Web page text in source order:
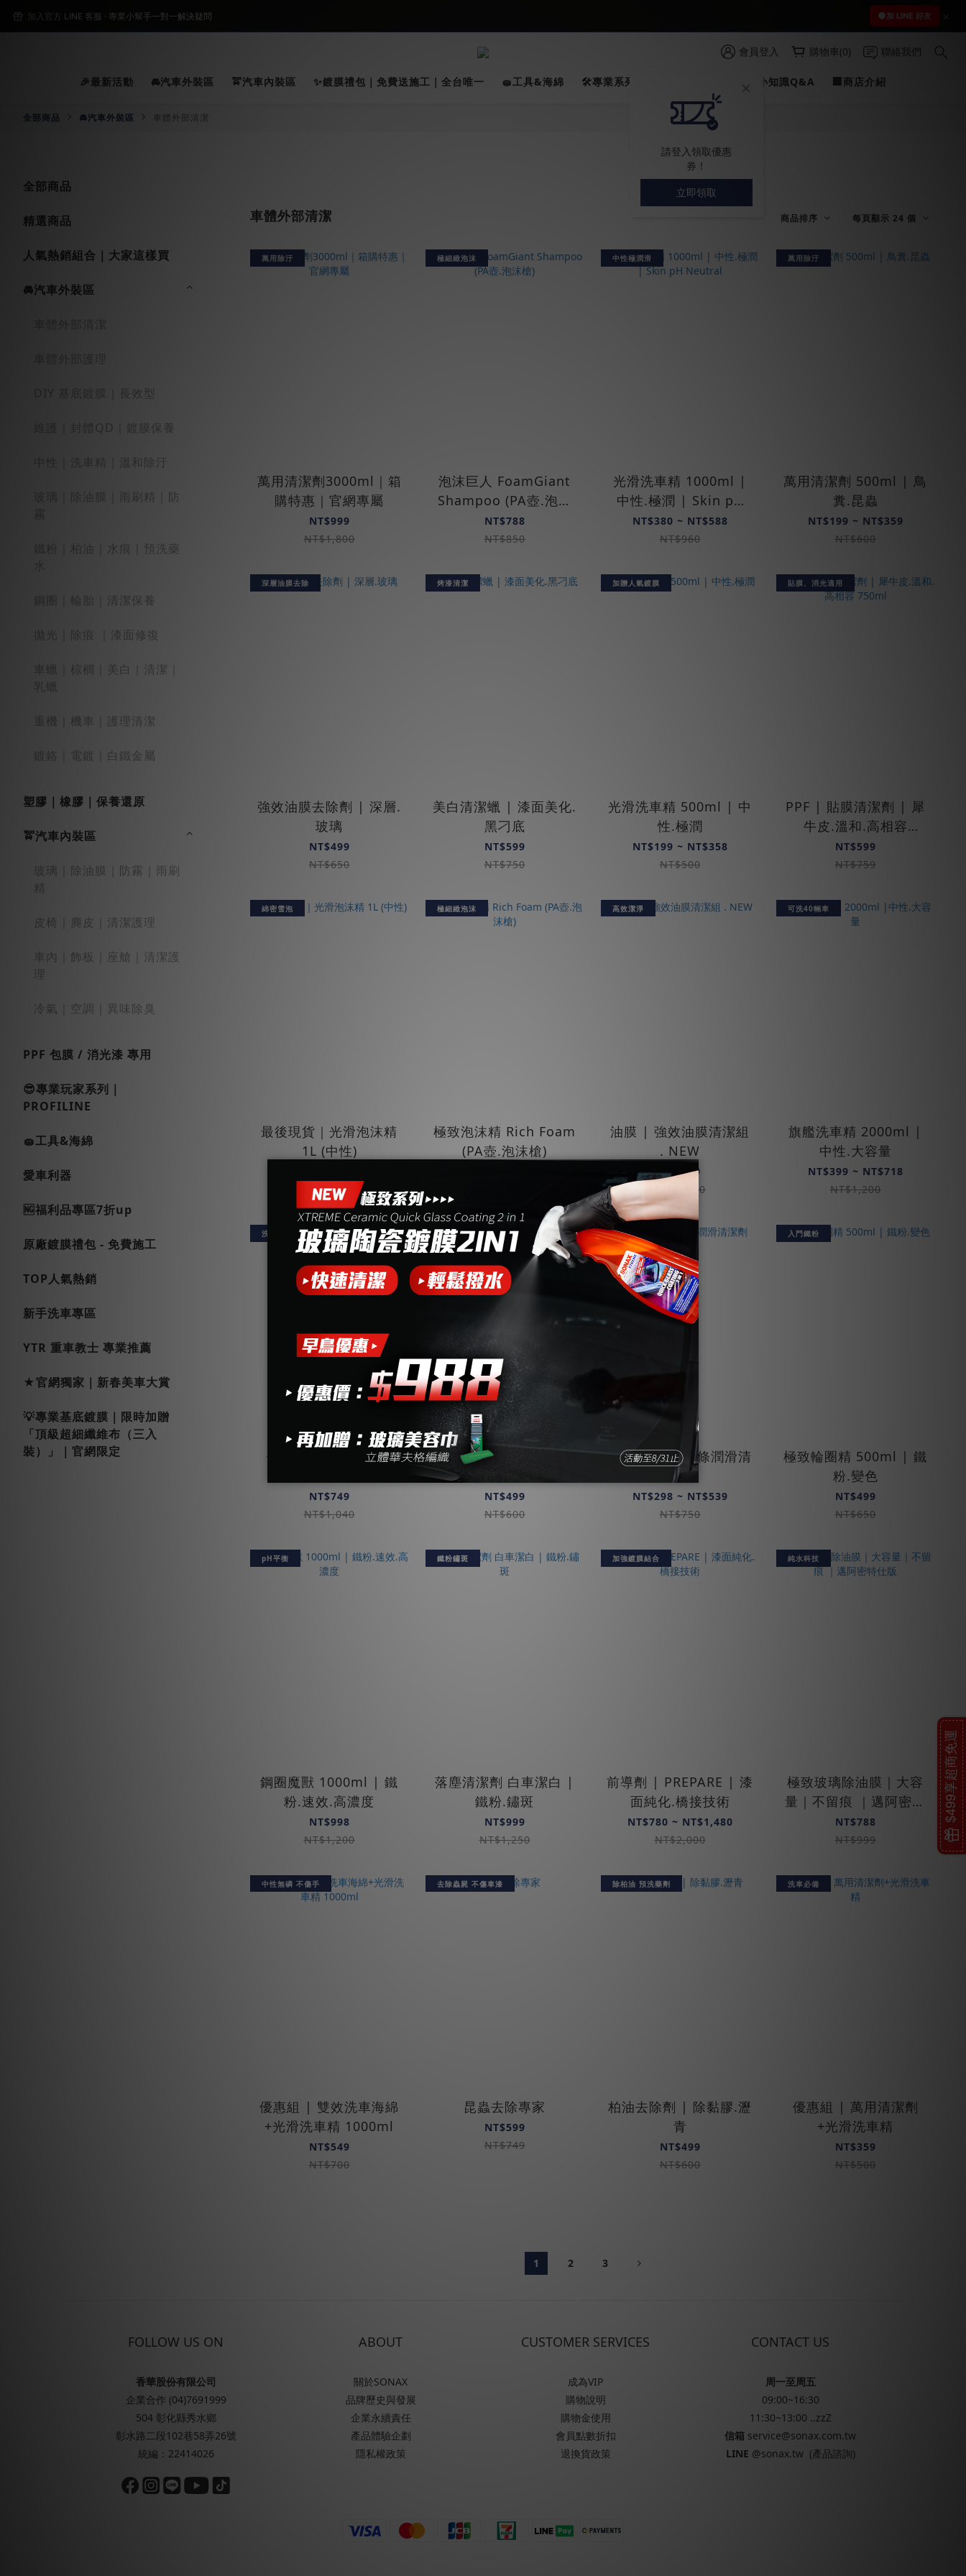
加入官方 LINE 客服 · 專業小幫手一對一解決疑問 加 LINE 好友
2026車友推薦新車鍍膜１００% 成功的秘訣，全靠這組😎　 ( 查看鍍膜攻略✔ ) 會員登入
請登入領取優惠
券！
立即領取
購物車(0) 聯絡我們
🎉最新活動 🚘汽車外裝區 🚖汽車內裝區 ✨鍍膜禮包｜免費送施工｜全台唯一 🧽工具&海綿 🛠️專業系列｜PROFILINE ✍愛車小知識Q&A 🏢商店介紹
全部商品 🚘汽車外裝區 車體外部清潔
全部商品
精選商品
人氣熱銷組合｜大家這樣買
🚘汽車外裝區
DIY 基底鍍膜｜長效型
維護｜封體QD｜鍍膜保養
中性｜洗車精｜溫和除汙
玻璃｜除油膜｜雨刷精｜防
鐵粉｜柏油｜水痕｜預洗藥
鋼圈｜輪胎｜清潔保養
拋光｜除痕 ｜漆面修復
車蠟｜棕櫚｜美白｜清潔｜
乳蠟
重機｜機車｜護理清潔
鍍鉻｜電鍍｜白鐵金屬
塑膠｜橡膠｜保養還原
🚖汽車內裝區
玻璃｜除油膜｜防霧｜雨刷
精
皮椅｜麂皮｜清潔護理
車內｜飾板｜座艙｜清潔護
理
冷氣｜空調｜異味除臭
PPF 包膜 / 消光漆 專用
😎專業玩家系列｜
PROFILINE
🧽工具&海綿
愛車利器
🆖福利品專區7折up
原廠鍍膜禮包 - 免費施工
TOP人氣熱銷
新手洗車專區
YTR 重車教士 專業推薦
★官網獨家｜新春美車大賞
💡專業基底鍍膜｜限時加贈
「頂級超細纖維布（三入
裝）」｜官網限定
車體外部清潔 商品排序 每頁顯示 24 個
萬用除汙
萬用清潔劑3000ml｜箱
購特惠｜官網專屬
NT$999
NT$1,800
極細緻泡沫
泡沫巨人 Foam­Giant
Shampoo (PA壺.泡沫
槍)
NT$788
NT$850
中性極潤滑
光滑洗車精 1000ml |
中性.極潤 | Skin pH
Neutral
NT$380 ~ NT$588
NT$960
萬用除汙
萬用清潔劑 500ml | 鳥
糞.昆蟲
NT$199 ~ NT$359
NT$600
深層油膜去除
強效油膜去除劑 | 深層.
玻璃
NT$499
NT$650
烤漆清潔
美白清潔蠟 | 漆面美化.
黑刁底
NT$599
NT$750
加贈人氣鍍膜
光滑洗車精 500ml | 中
性.極潤
NT$199 ~ NT$358
NT$500
貼膜、消光適用
PPF | 貼膜清潔劑 | 犀
牛皮.溫和.高相容
750ml
NT$599
NT$759
綿密雪泡
最後現貨｜光滑泡沫精
1L (中性)
NT$550
極細緻泡沫
極致泡沫精 Rich Foam
(PA壺.泡沫槍)
高效潔淨
油膜 | 強效油膜清潔組
. NEW
NT$899
NT$1,550
可洗40輛車
旗艦洗車精 2000ml |
中性.大容量
NT$399 ~ NT$718
NT$1,200
洗車套餐
優惠組 | 光滑洗車精
NT$749
NT$1,040
日常玻璃養護
玻璃除油膜劑 | 溫和.隔
熱紙.螢幕
NT$499
NT$600
鍊條保養
SX90 PLUS 鏈條潤滑清
潔劑
NT$298 ~ NT$539
NT$750
入門鐵粉
極致輪圈精 500ml | 鐵
粉.變色
NT$499
NT$650
pH平衡
鋼圈魔獸 1000ml | 鐵
粉.速效.高濃度
NT$998
NT$1,200
鐵粉鏽斑
落塵清潔劑 白車潔白 |
鐵粉.鏽斑
NT$999
NT$1,250
加強鍍膜結合
前導劑 | PREPARE | 漆
面純化.橋接技術
NT$780 ~ NT$1,480
NT$2,000
純水科技
極致玻璃除油膜｜大容
量｜不留痕 ｜邁阿密特
仕版
NT$788
NT$999
中性無磷 不傷手
優惠組 | 雙效洗車海綿
+光滑洗車精 1000ml
NT$549
NT$700
去除蟲屍 不傷車漆
昆蟲去除專家
NT$599
NT$749
除柏油 預洗藥劑
柏油去除劑 | 除黏膠.瀝
青
NT$499
NT$600
洗車必備
優惠組 | 萬用清潔劑
+光滑洗車精
NT$359
NT$500
1 2 3
FOLLOW US ON
香華股份有限公司
企業合作 (04)7691999
504 彰化縣秀水鄉
彰水路二段102巷58弄26號
統編：22414026
ABOUT
關於SONAX
品牌歷史與發展
企業永續責任
產品體驗企劃
隱私權政策
CUSTOMER SERVICES
成為VIP
購物說明
購物金使用
會員點數折扣
退換貨政策
CONTACT US
周一至周五
09:00~16:30
11:30~13:00 ..zzZ
信箱 service@sonax.com.tw
LINE @sonax.tw(產品諮詢)
$499享超商免運